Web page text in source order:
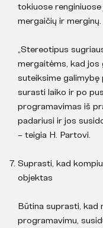
tokiuose
mergaičių ir merginų.
„Stereotipus
mergaitėms, kad
suteiksime
surasti laiko ir po
programavimas iš
padariusi ir jos
– teigia H. Partovi.
Suprasti, kad
objektas
Būtina suprasti, kad
programavimu,